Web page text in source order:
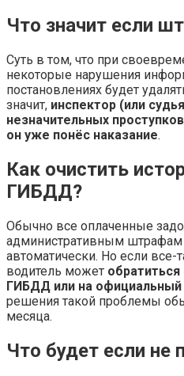
Что значит если
Суть в том, что при
некоторые нарушения
постановлениях будет
значит, инспектор (или
незначительных
он уже понёс наказание.
Как очистить
ГИБДД?
Обычно все оплаченные
административным штрафам
автоматически. Но если все-
водитель может
ГИБДД или на официальный
решения такой проблемы
месяца.
Что будет если не